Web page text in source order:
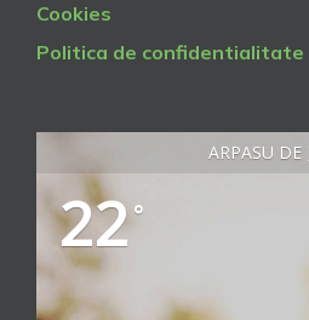
Cookies
Politica de confidentialitate
ARPASU DE
22°